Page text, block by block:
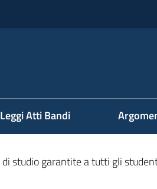
Leggi Atti Bandi
di studio garantite a tutti gli